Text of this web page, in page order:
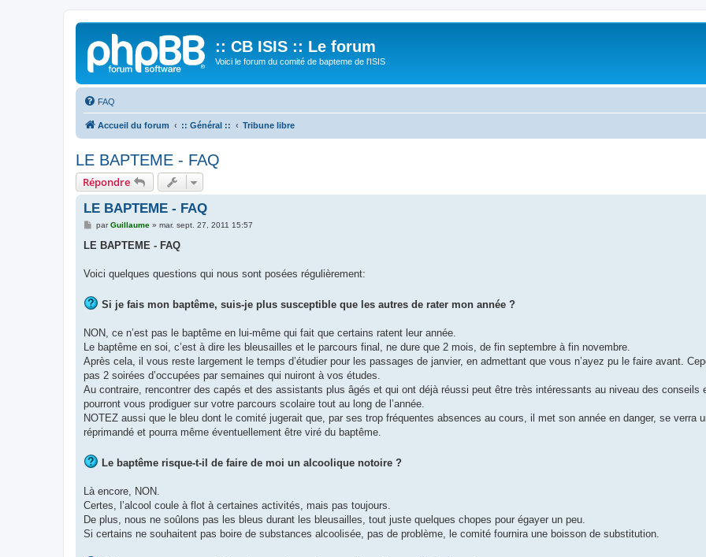
:: CB ISIS :: Le forum
Voici le forum du comité de bapteme de l'ISIS
FAQ
Accueil du forum :: Général :: Tribune libre
LE BAPTEME - FAQ
Répondre
LE BAPTEME - FAQ
M
s
g
parGuillaume» mar. sept. 27, 2011 15:57
LE BAPTEME - FAQ
Voici quelques questions qui nous sont posées régulièrement:
Si je fais mon baptême, suis-je plus susceptible que les autres de rater mon année ?
NON, ce n’est pas le baptême en lui-même qui fait que certains ratent leur année.
Le baptême en soi, c’est à dire les bleusailles et le parcours final, ne dure que 2 mois, de fin septembre à fin novembre.
Après cela, il vous reste largement le temps d’étudier pour les passages de janvier, en admettant que vous n’ayez pu le faire avant.
pas 2 soirées d’occupées par semaines qui nuiront à vos études.
Au contraire, rencontrer des capés et des assistants plus âgés et qui ont déjà réussi peut être très intéressants au niveau des conseils
pourront vous prodiguer sur votre parcours scolaire tout au long de l’année.
NOTEZ aussi que le bleu dont le comité jugerait que, par ses trop fréquentes absences au cours, il met son année en danger, se verra
réprimandé et pourra même éventuellement être viré du baptême.
Le baptême risque-t-il de faire de moi un alcoolique notoire ?
Là encore, NON.
Certes, l’alcool coule à flot à certaines activités, mais pas toujours.
De plus, nous ne soûlons pas les bleus durant les bleusailles, tout juste quelques chopes pour égayer un peu.
Si certains ne souhaitent pas boire de substances alcoolisée, pas de problème, le comité fournira une boisson de substitution.